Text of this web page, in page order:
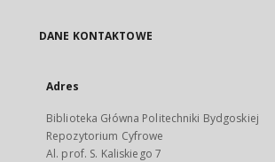
DANE KONTAKTOWE
Adres
Biblioteka Główna Politechniki Bydgoskiej
Repozytorium Cyfrowe
Al. prof. S. Kaliskiego 7